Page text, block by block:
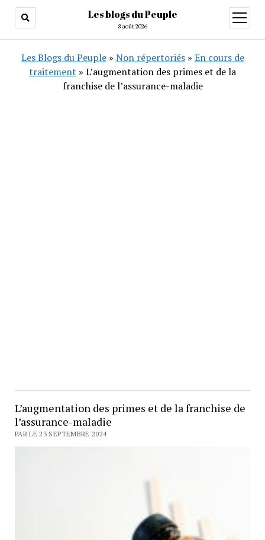
Les blogs du Peuple
8 août 2026
ouvrir
menu
Les Blogs du Peuple» Non répertoriés» En cours de
traitement » L’augmentation des primes et de la
franchise de l’assurance-maladie
L’augmentation des primes et de la franchise de
l’assurance-maladie
PAR LE 23 SEPTEMBRE 2024